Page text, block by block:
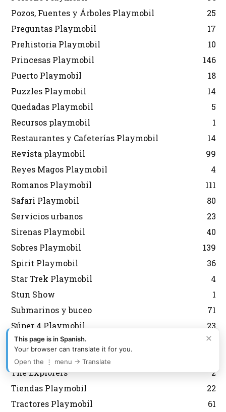
Pozos, Fuentes y Árboles Playmobil
25
Preguntas Playmobil
17
Prehistoria Playmobil
10
Princesas Playmobil
146
Puerto Playmobil
18
Puzzles Playmobil
14
Quedadas Playmobil
5
Recursos playmobil
1
Restaurantes y Cafeterías Playmobil
14
Revista playmobil
99
Reyes Magos Playmobil
4
Romanos Playmobil
111
Safari Playmobil
80
Servicios urbanos
23
Sirenas Playmobil
40
Sobres Playmobil
139
Spirit Playmobil
36
Star Trek Playmobil
4
Stun Show
1
Submarinos y buceo
71
Súper 4 Playmobil
23
Supermercado Playmobil
4
Taxi Playmobil
The Explorers
2
Tiendas Playmobil
22
Tractores Playmobil
61
×
This page is in Spanish.
Your browser can translate it for you.
Open the ⋮ menu → Translate